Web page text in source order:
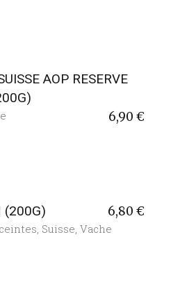
AOP RESERVE
6,90 €
(200G) 6,80 €
, Suisse, Vache